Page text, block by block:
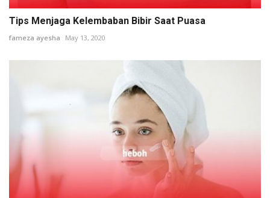
Tips Menjaga Kelembaban Bibir Saat Puasa
fameza ayesha May 13, 2020